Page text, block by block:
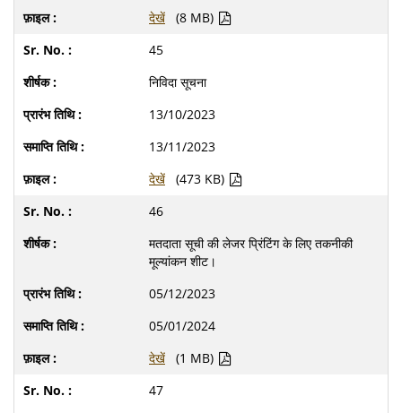
देखें
(8 MB)
45
निविदा सूचना
13/10/2023
13/11/2023
देखें
(473 KB)
46
मतदाता सूची की लेजर प्रिंटिंग के लिए तकनीकी
मूल्यांकन शीट।
05/12/2023
05/01/2024
देखें
(1 MB)
47